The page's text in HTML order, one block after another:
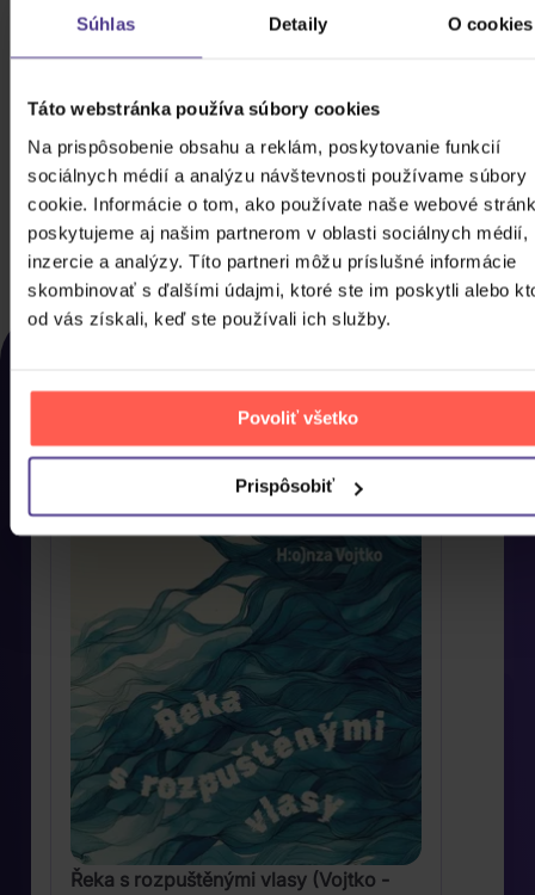
Súhlas Detaily O cookies
Táto webstránka používa súbory cookies
Na prispôsobenie obsahu a reklám, poskytovanie funkcií
sociálnych médií a analýzu návštevnosti používame súbory
cookie. Informácie o tom, ako používate naše webové
poskytujeme aj našim partnerom v oblasti sociálnych médií,
inzercie a analýzy. Títo partneri môžu príslušné informácie
skombinovať s ďalšími údajmi, ktoré ste im poskytli alebo
od vás získali, keď ste používali ich služby.
Povoliť všetko
Prispôsobiť
Divadlo Járy Cimrmana: Všech 15 her a
texty, na které se nedostalo
3CD
30,20 €
DO KOŠÍKA
NAPOSLEDY ZOBRAZENÉ
najdete, co jste si u nás naposled prohlíželi, abyste si
to mohli co nejdříve pořídit domů.
Řeka s rozpuštěnými vlasy (Vojtko -